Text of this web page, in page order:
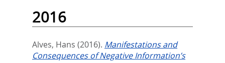
2016
Alves, Hans (2016). Manifestations and
Consequences of Negative Information’s